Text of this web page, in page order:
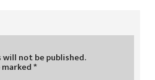
not be published.
*